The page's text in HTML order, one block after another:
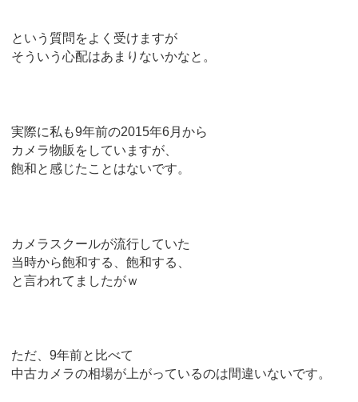
という質問をよく受けますが
そういう心配はあまりないかなと。
実際に私も9年前の2015年6月から
カメラ物販をしていますが、
飽和と感じたことはないです。
カメラスクールが流行していた
当時から飽和する、飽和する、
と言われてましたがｗ
ただ、9年前と比べて
中古カメラの相場が上がっているのは間違いないです。